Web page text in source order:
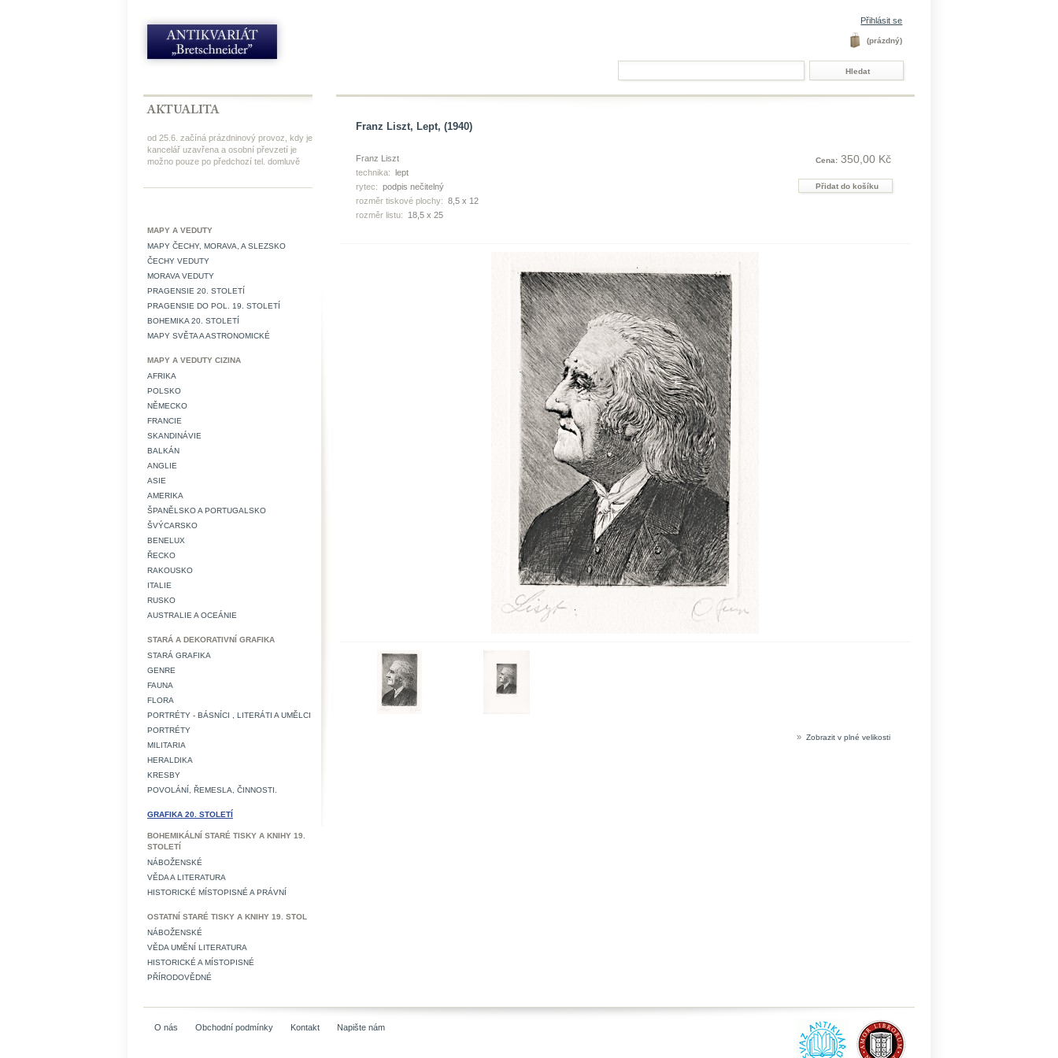
Přihlásit se
(prázdný)
od 25.6. začíná prázdninový provoz, kdy je
kancelář uzavřena a osobní převzetí je
možno pouze po předchozí tel. domluvě
MAPY A VEDUTY
MAPY ČECHY, MORAVA, A SLEZSKO
ČECHY VEDUTY
MORAVA VEDUTY
PRAGENSIE 20. STOLETÍ
PRAGENSIE DO POL. 19. STOLETÍ
BOHEMIKA 20. STOLETÍ
MAPY SVĚTA A ASTRONOMICKÉ
MAPY A VEDUTY CIZINA
AFRIKA
POLSKO
NĚMECKO
FRANCIE
SKANDINÁVIE
BALKÁN
ANGLIE
ASIE
AMERIKA
ŠPANĚLSKO A PORTUGALSKO
ŠVÝCARSKO
BENELUX
ŘECKO
RAKOUSKO
ITALIE
RUSKO
AUSTRALIE A OCEÁNIE
STARÁ A DEKORATIVNÍ GRAFIKA
STARÁ GRAFIKA
GENRE
FAUNA
FLORA
PORTRÉTY - BÁSNÍCI , LITERÁTI A UMĚLCI
PORTRÉTY
MILITARIA
HERALDIKA
KRESBY
POVOLÁNÍ, ŘEMESLA, ČINNOSTI.
GRAFIKA 20. STOLETÍ
BOHEMIKÁLNÍ STARÉ TISKY A KNIHY 19.
STOLETÍ
NÁBOŽENSKÉ
VĚDA A LITERATURA
HISTORICKÉ MÍSTOPISNÉ A PRÁVNÍ
OSTATNÍ STARÉ TISKY A KNIHY 19. STOL
NÁBOŽENSKÉ
VĚDA UMĚNÍ LITERATURA
HISTORICKÉ A MÍSTOPISNÉ
PŘÍRODOVĚDNÉ
Franz Liszt, Lept, (1940)
Franz Liszt
technika: lept
rytec: podpis nečitelný
rozměr tiskové plochy: 8,5 x 12
rozměr listu:
18,5 x 25
Cena: 350,00 Kč
» Zobrazit v plné velikosti
O nás Obchodní podmínky Kontakt Napište nám